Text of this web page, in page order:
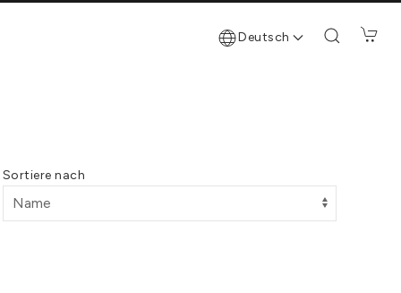
Deutsch
Sortiere nach